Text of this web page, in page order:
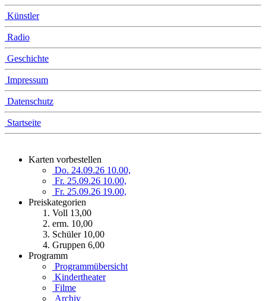
Künstler
Radio
Geschichte
Impressum
Datenschutz
Startseite
Karten vorbestellen
Do. 24.09.26 10.00,
Fr. 25.09.26 10.00,
Fr. 25.09.26 19.00,
Preiskategorien
Voll 13,00
erm. 10,00
Schüler 10,00
Gruppen 6,00
Programm
Programmübersicht
Kindertheater
Filme
Archiv